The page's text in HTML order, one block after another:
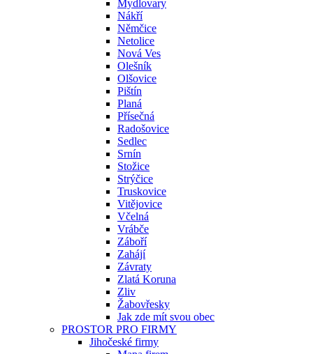
Mydlovary
Nákří
Němčice
Netolice
Nová Ves
Olešník
Olšovice
Pištín
Planá
Přísečná
Radošovice
Sedlec
Srnín
Stožice
Strýčice
Truskovice
Vitějovice
Včelná
Vrábče
Záboří
Zahájí
Závraty
Zlatá Koruna
Zliv
Žabovřesky
Jak zde mít svou obec
PROSTOR PRO FIRMY
Jihočeské firmy